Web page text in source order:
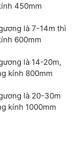
450mm
là 7-14m thì
600mm
là 14-20m,
kính 800mm
là 20-30m
kính 1000mm